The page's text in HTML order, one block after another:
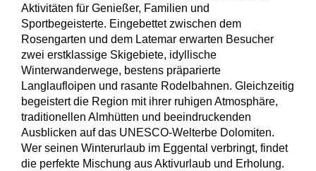
Aktivitäten für Genießer, Familien und
Sportbegeisterte. Eingebettet zwischen dem
Rosengarten und dem Latemar erwarten Besucher
zwei erstklassige Skigebiete, idyllische
Winterwanderwege, bestens präparierte
Langlaufloipen und rasante Rodelbahnen. Gleichzeitig
begeistert die Region mit ihrer ruhigen Atmosphäre,
traditionellen Almhütten und beeindruckenden
Ausblicken auf das UNESCO-Welterbe Dolomiten.
Wer seinen Winterurlaub im Eggental verbringt, findet
die perfekte Mischung aus Aktivurlaub und Erholung.